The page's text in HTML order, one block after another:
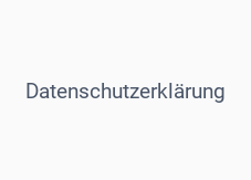
Datenschutzerklärung